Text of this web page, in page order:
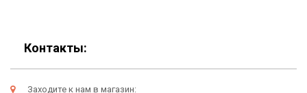
Гарантия
Условия возврата
Подарки
Контакты:
Заходите к нам в магазин: